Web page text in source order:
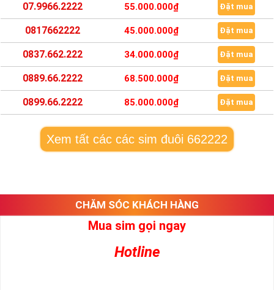
07.9966.2222 55.000.000₫ Đặt mua
0817662222 45.000.000₫ Đặt mua
0837.662.222 34.000.000₫ Đặt mua
0889.66.2222 68.500.000₫ Đặt mua
0899.66.2222 85.000.000₫ Đặt mua
Xem tất các các sim đuôi 662222
CHĂM SÓC KHÁCH HÀNG
Mua sim gọi ngay
Hotline